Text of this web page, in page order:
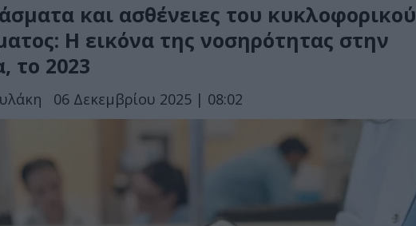
και ασθένειες του κυκλοφορικού
Η εικόνα της νοσηρότητας στην
το 2023
06 Δεκεμβρίου 2025 | 08:02